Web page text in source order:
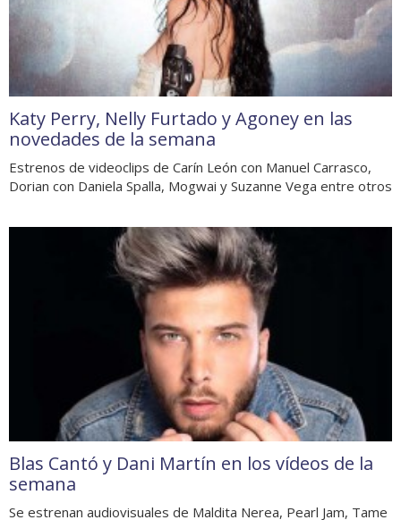
Katy Perry, Nelly Furtado y Agoney en las
novedades de la semana
Estrenos de videoclips de Carín León con Manuel Carrasco,
Dorian con Daniela Spalla, Mogwai y Suzanne Vega entre otros
Blas Cantó y Dani Martín en los vídeos de la
semana
Se estrenan audiovisuales de Maldita Nerea, Pearl Jam, Tame